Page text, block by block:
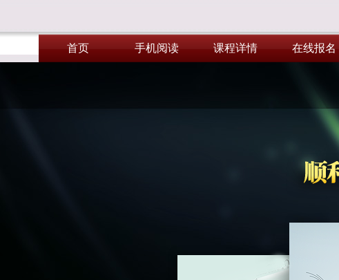
首页 手机阅读 课程详情 在线报名